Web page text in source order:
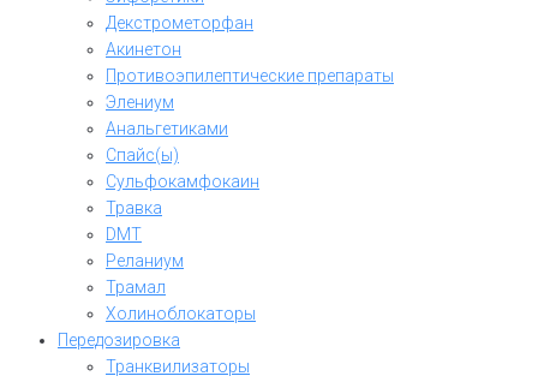
Декстрометорфан
Акинетон
Противоэпилептические препараты
Элениум
Анальгетиками
Спайс(ы)
Сульфокамфокаин
Травка
DMT
Реланиум
Трамал
Холиноблокаторы
Передозировка
Транквилизаторы